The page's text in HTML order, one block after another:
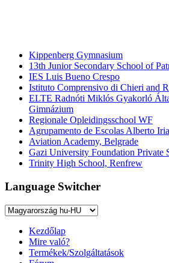
Kippenberg Gymnasium
13th Junior Secondary School of
IES Luis Bueno Crespo
Istituto Comprensivo di Chieri and
ELTE Radnóti Miklós Gyakorló
Gimnázium
Regionale Opleidingsschool WF
Agrupamento de Escolas Alberto Iria
Aviation Academy, Belgrade
Gazi University Foundation Private
Trinity High School, Renfrew
Language Switcher
Kezdőlap
Mire való?
Termékek/Szolgáltatások